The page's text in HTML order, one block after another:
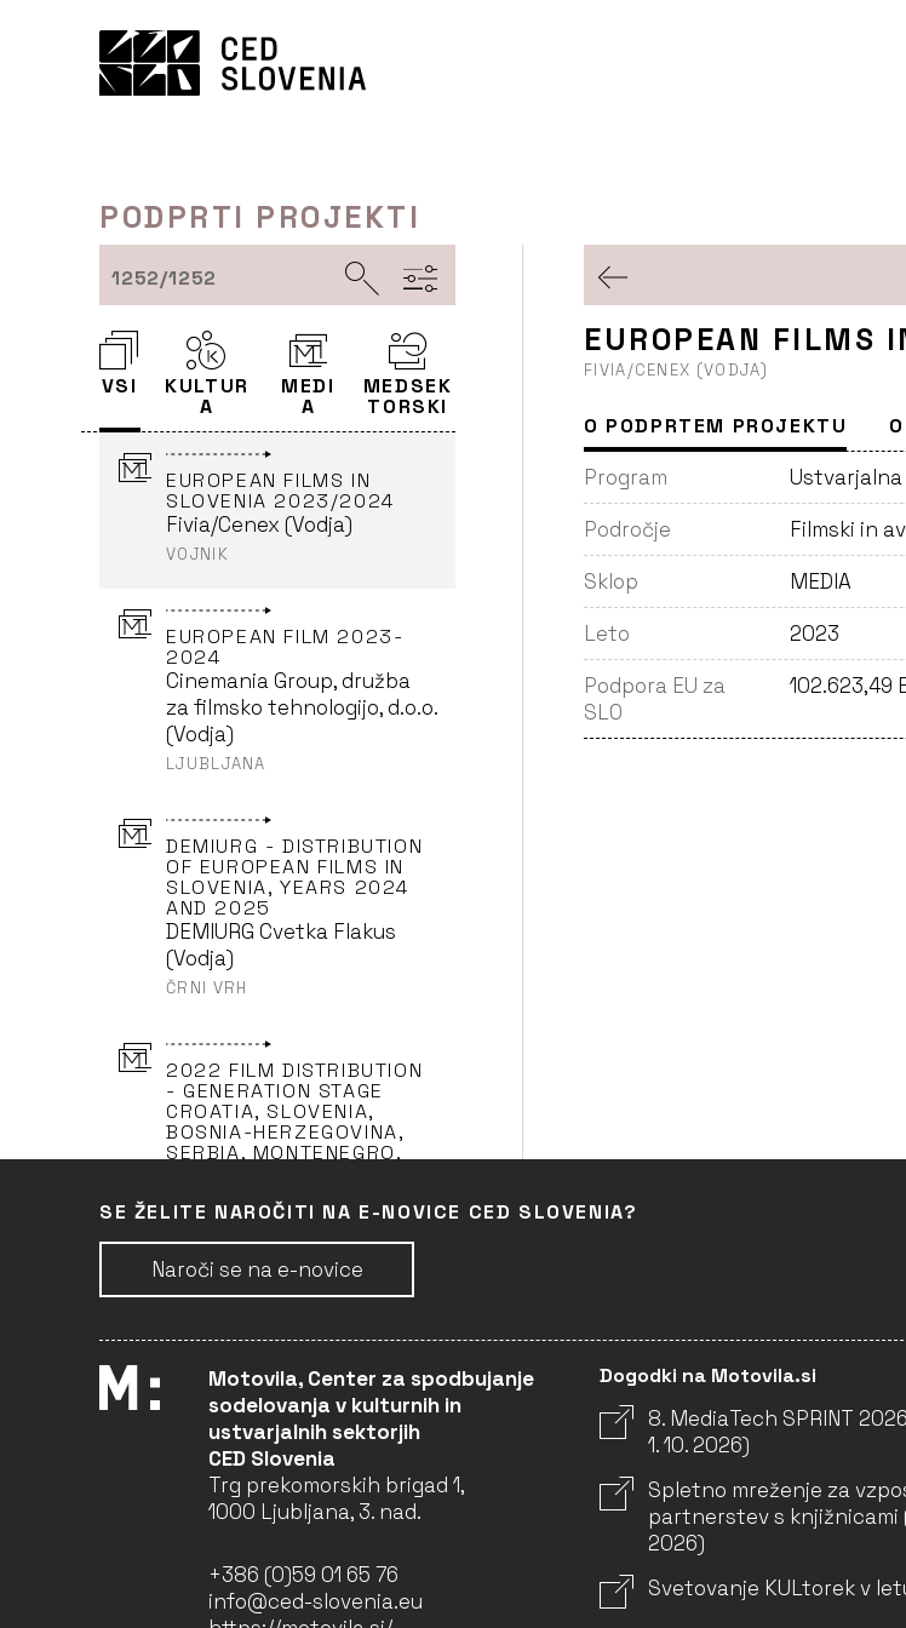
PODPRTI PROJEKTI
1252/1252
VSI
KULTUR
A
MEDI
A
MEDSEK
TORSKI
VOJNIK
SERBIA, ALBANIA -
REINVESTMENT INTO
DISTRIBUTION AND
ACQUISITION OF NON-
NATIONAL EUROPEAN
Blitz film & video
distribution (Partner)
LJUBLJANA
EUROPEAN FILMS IN
SLOVENIA 2023/2024
Fivia/Cenex (Vodja)
VOJNIK
EUROPEAN FILM 2023-
2024
Cinemania Group, družba
za filmsko tehnologijo, d.o.o.
(Vodja)
LJUBLJANA
DEMIURG - DISTRIBUTION
OF EUROPEAN FILMS IN
SLOVENIA, YEARS 2024
AND 2025
DEMIURG Cvetka Flakus
(Vodja)
ČRNI VRH
2022 FILM DISTRIBUTION
- GENERATION STAGE
CROATIA, SLOVENIA,
BOSNIA-HERZEGOVINA,
SERBIA, MONTENEGRO,
ACQUISITION OF NON-
Blitz film & video
distribution (Partner)
LJUBLJANA
2020, 2021 -
GENERATION SLOVENIA -
REINVESTMENT INTO
DISTRIBUTION AND
ACQUISITION OF NON-
NATIONAL EUROPEAN
Blitz film & video
distribution (Vodja)
LJUBLJANA
EUROPEAN FILMS
FIVIA/CENEX (VODJA)
O PODPRTEM PROJEKTU
Program
Ustvarjalna
Področje
Filmski in
Sklop
MEDIA
Leto
2023
Podpora EU za
SLO
102.623,49
SE ŽELITE NAROČITI NA E-NOVICE CED SLOVENIA?
Naroči se na e-novice
Motovila, Center za spodbujanje
sodelovanja v kulturnih in
ustvarjalnih sektorjih
CED Slovenia
Trg prekomorskih brigad 1,
1000 Ljubljana, 3. nad.
+386 (0)59 01 65 76
info@ced-slovenia.eu
Dogodki na Motovila.si
8. MediaTech SPRINT
1. 10. 2026)
Spletno mreženje za
partnerstev s knjižnicami
2026)
Svetovanje KULtorek v